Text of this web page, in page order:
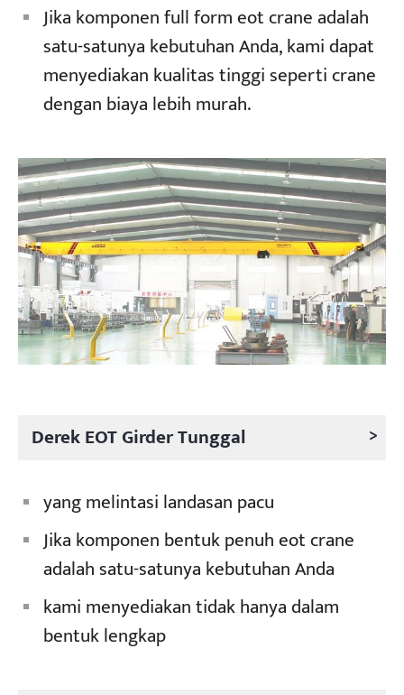
Proyek
Blog
Berita
Aplikasi
Tentang kami
Hubungi kami
Jika komponen full form eot crane adalah
satu-satunya kebutuhan Anda, kami dapat
menyediakan kualitas tinggi seperti crane
dengan biaya lebih murah.
Derek EOT Girder Tunggal >
yang melintasi landasan pacu
Jika komponen bentuk penuh eot crane
adalah satu-satunya kebutuhan Anda
kami menyediakan tidak hanya dalam
bentuk lengkap